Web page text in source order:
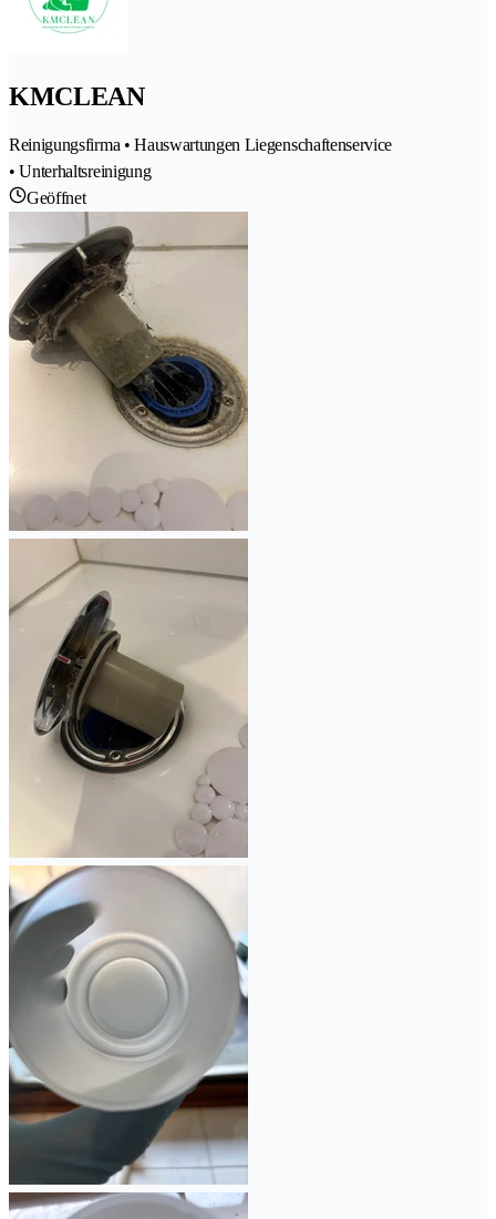
KMCLEAN
Reinigungsfirma • Hauswartungen Liegenschaftenservice
• Unterhaltsreinigung
Geöffnet